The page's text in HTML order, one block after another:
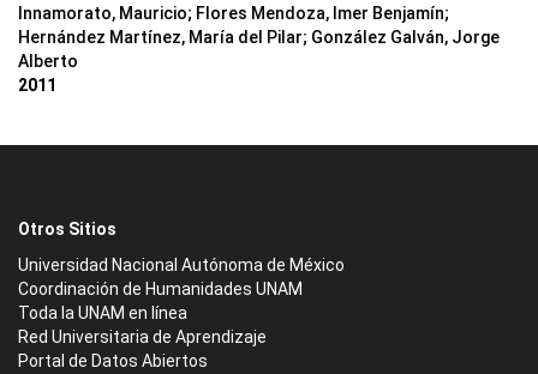
Innamorato, Mauricio; Flores Mendoza, Imer Benjamín;
Hernández Martínez, María del Pilar; González Galván, Jorge
Alberto
2011
Otros Sitios
Universidad Nacional Autónoma de México
Coordinación de Humanidades UNAM
Toda la UNAM en línea
Red Universitaria de Aprendizaje
Portal de Datos Abiertos